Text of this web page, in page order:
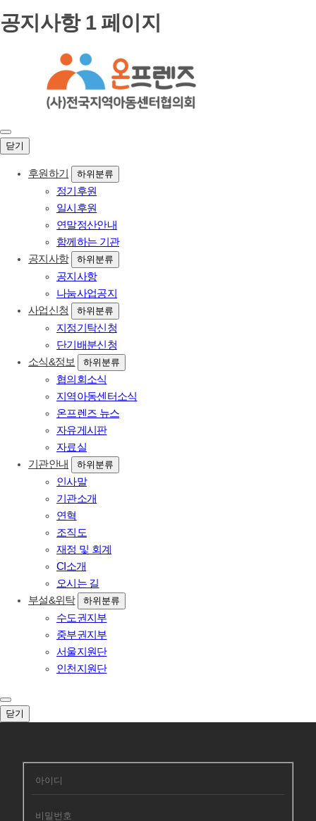
공지사항 1 페이지
닫기
후원하기 하위분류
정기후원
일시후원
연말정산안내
함께하는 기관
공지사항
하위분류
공지사항
나눔사업공지
사업신청
하위분류
지정기탁신청
단기배분신청
소식&정보
하위분류
협의회소식
지역아동센터소식
온프렌즈 뉴스
자유게시판
자료실
기관안내
하위분류
인사말
기관소개
연혁
조직도
재정 및 회계
CI소개
오시는 길
부설&위탁
하위분류
수도권지부
중부권지부
서울지원단
인천지원단
닫기